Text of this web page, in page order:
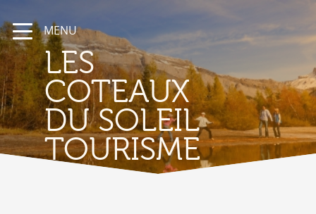
MENU
LES
COTEAUX
DU SOLEIL
TOURISME